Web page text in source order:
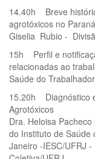
14.40h Breve
agrotóxicos no Paraná
Giselia Rubio -
15h Perfil e
relacionadas ao
Saúde do
15.20h Diagnóstico
Agrotóxicos
Dra. Heloisa
do Instituto de Saúde
Janeiro -IESC/UFRJ